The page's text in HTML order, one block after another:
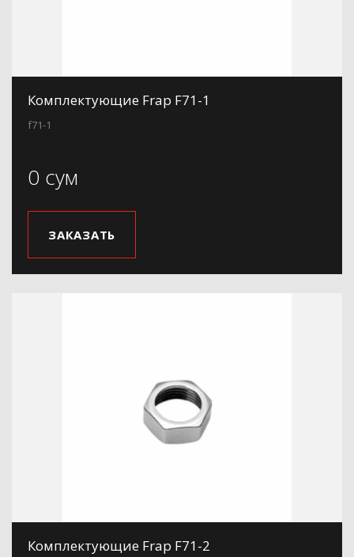
Комплектующие Frap F71-1
f71-1
0 сум
ЗАКАЗАТЬ
Комплектующие Frap F71-2